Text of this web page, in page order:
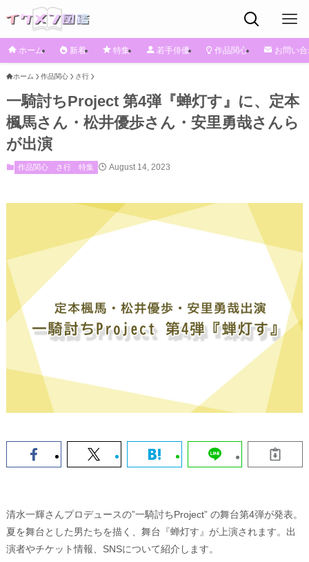
ホーム 新着 特集 若手俳優 作品関心 お問い
ホーム 作品関心 さ行
一騎討ちProject 第4弾『蝉灯す』に、定本
楓馬さん・松井優歩さん・安里勇哉さんら
が出演
作品関心 さ行 特集 August 14, 2023
清水一輝さんプロデュースの”一騎討ちProject” の舞台第4弾が発表。
夏を舞台とした男たちを描く、舞台『蝉灯す』が上演されます。出
演者やチケット情報、SNSについて紹介します。